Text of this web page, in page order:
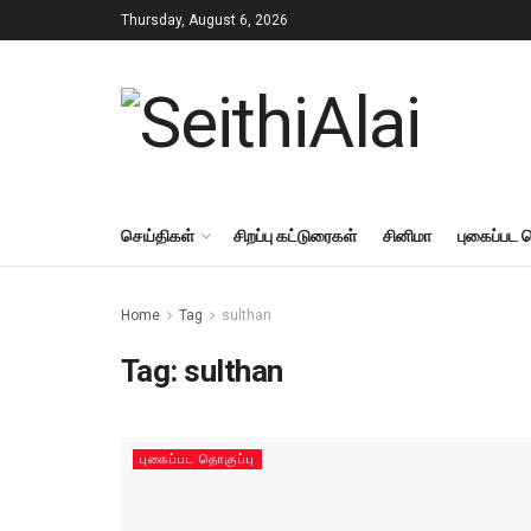
Thursday, August 6, 2026
செய்திகள் சிறப்பு கட்டுரைகள் சினிமா புகைப்பட
Home Tag sulthan
Tag: sulthan
புகைப்பட தொகுப்பு